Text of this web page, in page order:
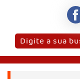
Pesquisar: